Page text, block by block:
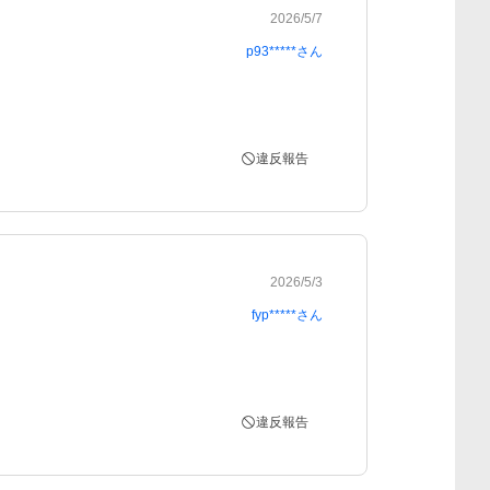
2026/5/7
p93*****さん
違反報告
2026/5/3
fyp*****さん
違反報告